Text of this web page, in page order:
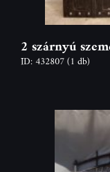
2 szárnyú
ID: 432807(1 db)